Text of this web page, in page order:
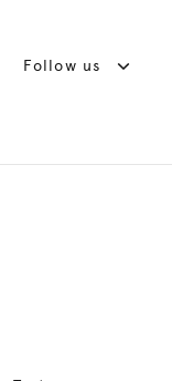
Follow us